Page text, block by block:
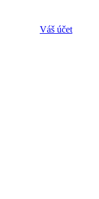
Váš účet